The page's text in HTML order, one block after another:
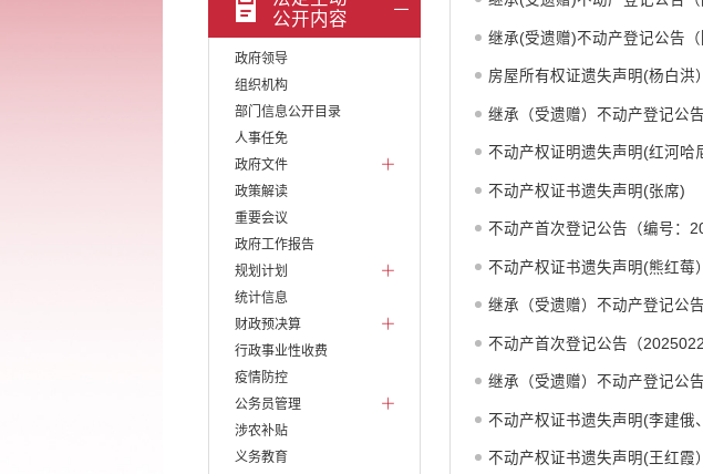
公开内容
政府领导
组织机构
部门信息公开目录
人事任免
政府文件
政策解读
重要会议
政府工作报告
规划计划
统计信息
财政预决算
行政事业性收费
疫情防控
公务员管理
涉农补贴
义务教育
继承(受遗赠)不动产登记公告（
房屋所有权证遗失声明(杨白洪）
继承（受遗赠）不动产登记公
不动产权证明遗失声明(红河哈
不动产权证书遗失声明(张席)
不动产首次登记公告（编号：
不动产权证书遗失声明(熊红莓）
继承（受遗赠）不动产登记公
不动产首次登记公告（
继承（受遗赠）不动产登记公
不动产权证书遗失声明(李建俄
不动产权证书遗失声明(王红霞）